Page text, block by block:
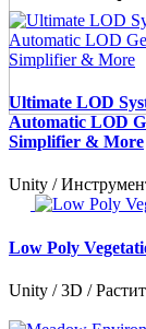
Ultimate LOD
Automatic LOD
Simplifier & More
Unity /
Low Poly
Unity / 3D /